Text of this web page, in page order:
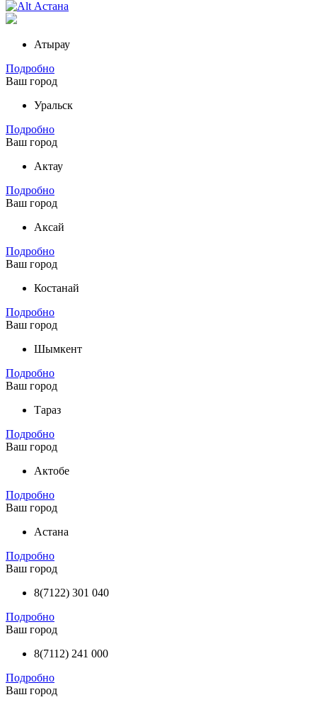
Астана
Атырау
Подробно
Ваш город
Уральск
Подробно
Ваш город
Актау
Подробно
Ваш город
Аксай
Подробно
Ваш город
Костанай
Подробно
Ваш город
Шымкент
Подробно
Ваш город
Тараз
Подробно
Ваш город
Актобе
Подробно
Ваш город
Астана
Подробно
Ваш город
8(7122) 301 040
Подробно
Ваш город
8(7112) 241 000
Подробно
Ваш город